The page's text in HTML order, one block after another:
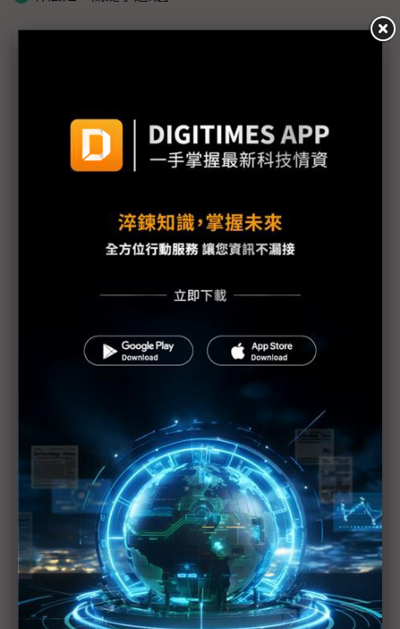
拒、力積保守」三大案
多國盼晉升AI晶片大國 台積電婉拒「這3國」設廠邀
印度半導體製造雄心受挫 Adani、Zoho相繼撤回投
印度批准鴻海與HCL合資企業 將生產顯示驅動IC
富士軟片傳將於印度興建半導體材料廠 先供應塔塔
電子晶圓廠
瑞銀：印度半導體終端需求營收料倍增 CAGR達
15%
全球晶圓代工大亂鬥 「掌舵者們」實力比顯赫
塔塔延攬GF高層洪啟財 領軍印度首座晶圓廠